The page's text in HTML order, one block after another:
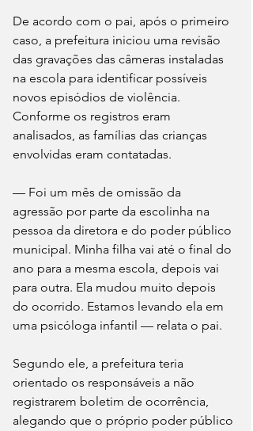
De acordo com o pai, após o primeiro
caso, a prefeitura iniciou uma revisão
das gravações das câmeras instaladas
na escola para identificar possíveis
novos episódios de violência.
Conforme os registros eram
analisados, as famílias das crianças
envolvidas eram contatadas.
— Foi um mês de omissão da
agressão por parte da escolinha na
pessoa da diretora e do poder público
municipal. Minha filha vai até o final do
ano para a mesma escola, depois vai
para outra. Ela mudou muito depois
do ocorrido. Estamos levando ela em
uma psicóloga infantil — relata o pai.
Segundo ele, a prefeitura teria
orientado os responsáveis a não
registrarem boletim de ocorrência,
alegando que o próprio poder público